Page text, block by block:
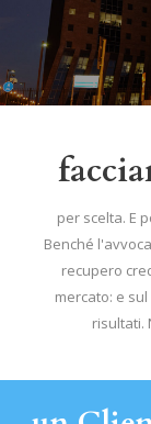
per scelta. E
Benché
recupero
mercato: e
risultati.